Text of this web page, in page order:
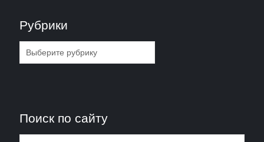
Рубрики
Рубрики
Поиск по сайту